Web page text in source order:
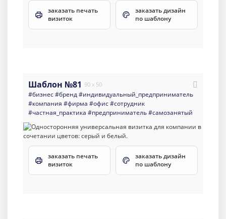
заказать печать
визиток
заказать дизайн
по шаблону
Шаблон №81 90 x 50
#бизнес#бренд#индивидуальный_предприниматель
#компания #фирма #офис#сотрудник
#частная_практика #предприниматель#самозанятый
заказать печать
визиток
заказать дизайн
по шаблону